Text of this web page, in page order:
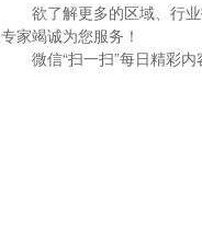
欲了解更多的区域、行
专家竭诚为您服务！
微信“扫一扫”每日精彩